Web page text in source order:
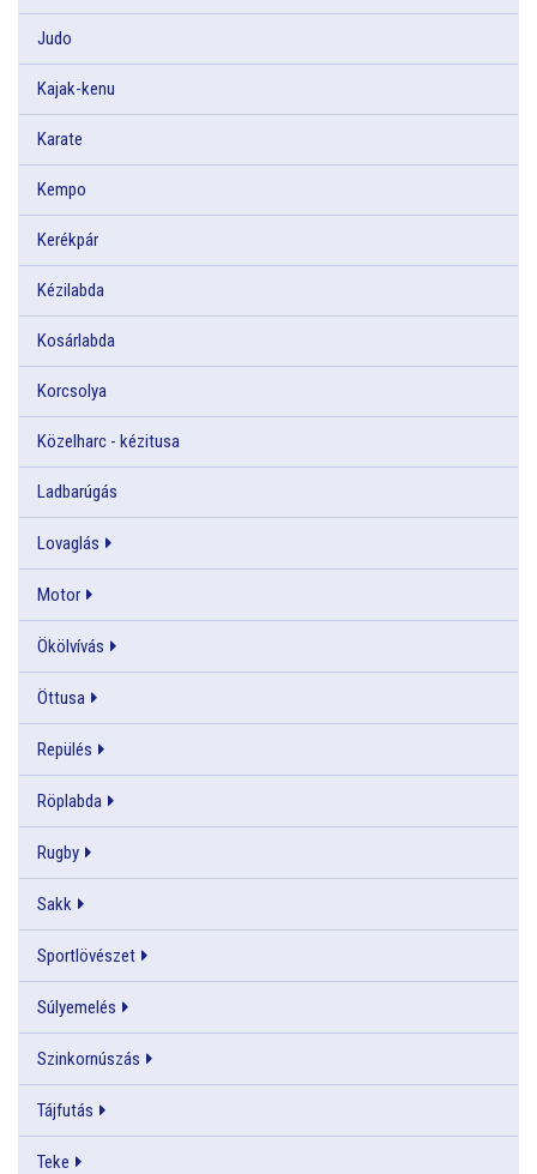
Judo
Kajak-kenu
Karate
Kempo
Kerékpár
Kézilabda
Kosárlabda
Korcsolya
Közelharc - kézitusa
Ladbarúgás
Lovaglás
Motor
Ökölvívás
Öttusa
Repülés
Röplabda
Rugby
Sakk
Sportlövészet
Súlyemelés
Szinkornúszás
Tájfutás
Teke